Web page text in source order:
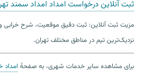
ثبت آنلاین درخواست امداد امداد سمند
مزیت ثبت آنلاین: ثبت دقیق موقعیت، شرح خرابی و
نزدیک‌ترین تیم در مناطق مختلف تهران.
برای مشاهده سایر خدمات شهری، به صفحهٔ امداد